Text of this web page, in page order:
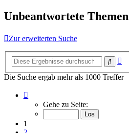
Unbeantwortete Themen
Zur erweiterten Suche
Suche
Die Suche ergab mehr als 1000 Treffer
von
Gehe zu Seite:
1